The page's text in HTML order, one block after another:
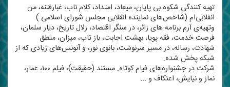
تهیه كنندگی شكوه بی پایان، میعاد، امتداد، كلام ناب، غبارفتنه، من
انقلابی‌ام (شاخص‌های نماینده انقلابی مجلس شورای اسلامی )
وتهیه‌ی آرم برنامه های زائر، در سنگر اقتصاد، زلال تاریخ، دیار سلمان،
فرصت خدمت، فقه پویا، بهشت اجابت، باز تاب، میزان، منطق
شهادت، رساله، در مسیر سرنوشت، بانوی نور، و آنونس‌‌های زیادی كه از
شبكه پخش شده.
شركت در جشنواره‌های فیام كوتاه. مستند (حقیقت)، فیلم ۱۰۰، عمار،
نماز و نیایش، اعتكاف و ...